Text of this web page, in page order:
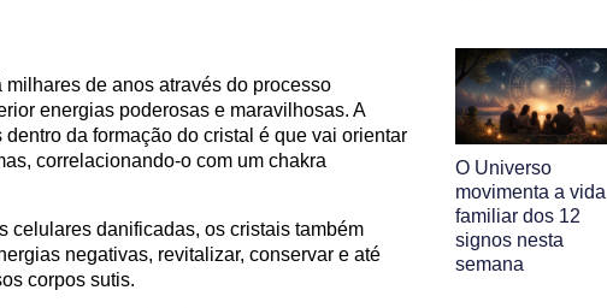
de anos através do processo
energias poderosas e maravilhosas. A
da formação do cristal é que vai orientar
correlacionando-o com um chakra
celulares danificadas, os cristais também
negativas, revitalizar, conservar e até
corpos sutis.
O Universo
movimenta a vida
familiar dos 12
signos nesta
semana